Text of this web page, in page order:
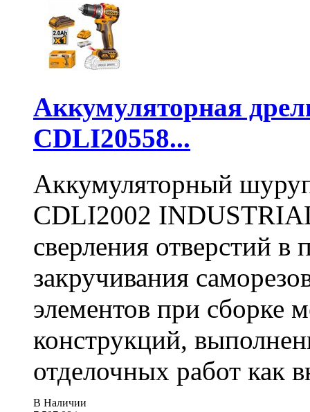
Аккумуляторная
CDLI20558...
Аккумуляторный
CDLI2002
сверления отверстий в
закручивания
элементов при сборке
конструкций,
отделочных работ как
В Наличии